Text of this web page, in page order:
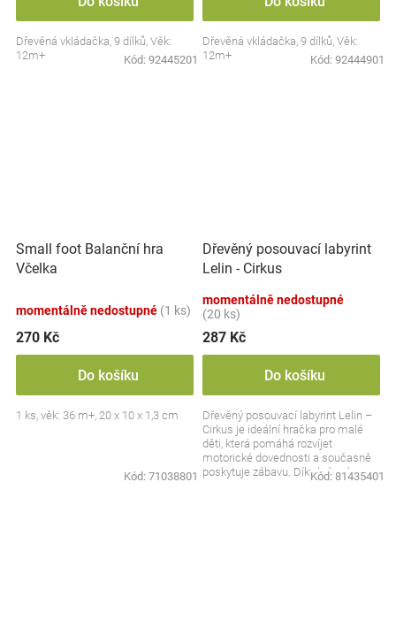
Dřevěná vkládačka, 9 dílků, Věk:
12m+
Kód: 92445201
Dřevěná vkládačka, 9 dílků, Věk:
12m+
Kód: 92444901
Small foot Balanční hra
Včelka
momentálně nedostupné (1 ks)
270 Kč
Do košíku
1 ks, věk: 36 m+, 20 x 10 x 1,3 cm
Kód: 71038801
Dřevěný posouvací labyrint
Lelin - Cirkus
momentálně nedostupné
(20 ks)
287 Kč
Do košíku
Dřevěný posouvací labyrint Lelin –
Cirkus je ideální hračka pro malé
děti, která pomáhá rozvíjet
motorické dovednosti a současně
poskytuje zábavu. Díky krásnému
Kód: 81435401